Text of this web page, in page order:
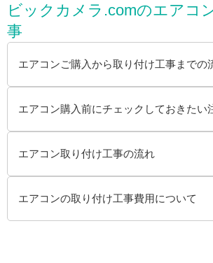
ビックカメラ.comのエアコ
事
エアコンご購入から取り付け工事までの
エアコン購入前にチェックしておきたい
エアコン取り付け工事の流れ
エアコンの取り付け工事費用について